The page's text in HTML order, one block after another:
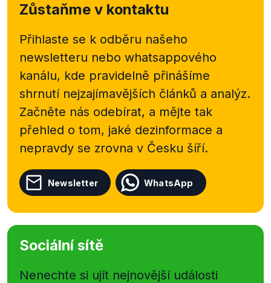
Zůstaňme v kontaktu
Přihlaste se k odběru našeho
newsletteru nebo whatsappového
kanálu, kde pravidelně přinášíme
shrnutí nejzajímavějších článků a analýz.
Začněte nás odebírat, a mějte tak
přehled o tom, jaké dezinformace a
nepravdy se zrovna v Česku šíří.
Newsletter WhatsApp
Sociální sítě
Nenechte si ujít nejnovější události